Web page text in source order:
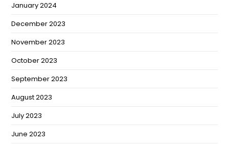
January 2024
December 2023
November 2023
October 2023
September 2023
August 2023
July 2023
June 2023